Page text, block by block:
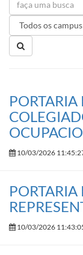
10/03/2026
10/03/2026